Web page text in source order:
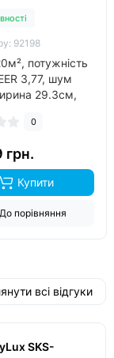
92198
потужність
3,77, шум
29.3см,
інвертор так,
0
грн.
Купити
До порівняння
всі відгуки
SKS-